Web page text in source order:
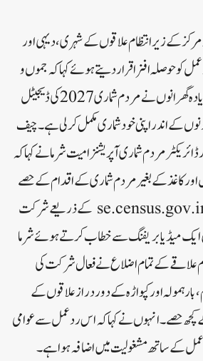
کے زیر انتظام علاقوں کے شہری، دیہی اور
کو حوصلہ افزا قرار دیتے ہوئے کہاکہ جموں و
کشمیر میں 1.50 لاکھ سے زیادہ گھرانوں نے مردم شماری 2027 کی ڈیجیٹل
کے اندر اپنی خود شماری مکمل کر لی ہے۔ چیف
مردم شماری آپریشنز امیت شرما نے کہا کہ
کاغذ کے بغیر مردم شماری کے اقدام کے حصے
کے طور پر سرکاری پورٹل se.census.gov.in کے ذریعے شرکت
ایک میڈیا بریفنگ سے خطاب کرتے ہوئے شرما
علاقے کے تمام اضلاع نے فعال شرکت کی
اور کپواڑہ کے دور دراز علاقوں کے
حصے۔ انہوں نے کہا کہ اس ردعمل سے عوامی
عمل کے ساتھ مشغولیت میں اضافہ ہوا ہے۔